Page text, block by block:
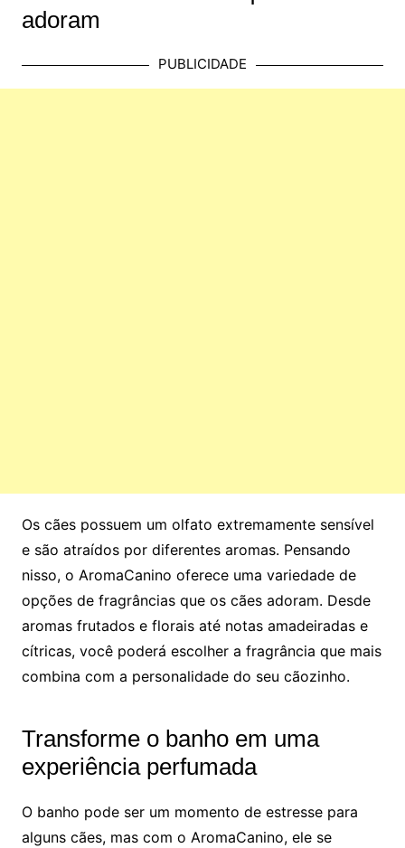
adoram
PUBLICIDADE
Os cães possuem um olfato extremamente sensível
e são atraídos por diferentes aromas. Pensando
nisso, o AromaCanino oferece uma variedade de
opções de fragrâncias que os cães adoram. Desde
aromas frutados e florais até notas amadeiradas e
cítricas, você poderá escolher a fragrância que mais
combina com a personalidade do seu cãozinho.
Transforme o banho em uma
experiência perfumada
O banho pode ser um momento de estresse para
alguns cães, mas com o AromaCanino, ele se